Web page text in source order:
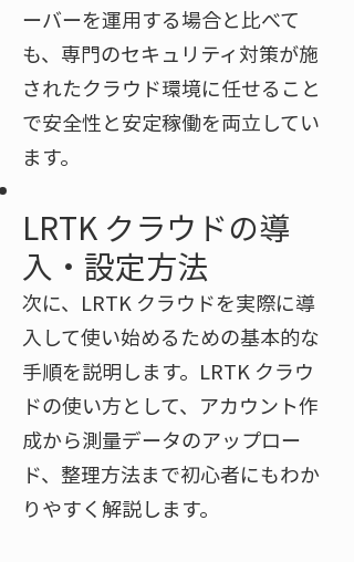
ーバーを運用する場合と比べて
も、専門のセキュリティ対策が施
されたクラウド環境に任せること
で安全性と安定稼働を両立してい
ます。
LRTK クラウドの導
入・設定方法
次に、LRTK クラウドを実際に導
入して使い始めるための基本的な
手順を説明します。LRTK クラウ
ドの使い方として、アカウント作
成から測量データのアップロー
ド、整理方法まで初心者にもわか
りやすく解説します。